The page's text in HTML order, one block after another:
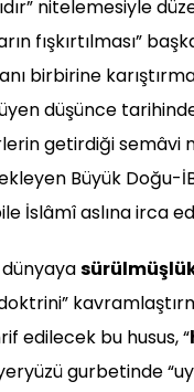
nitelemesiyle
fışkırtılması”
birbirine
düşünce
getirdiği semâvi
Büyük Doğu-
İslâmî aslına irca
edilecek bu husus, “
gurbetinde